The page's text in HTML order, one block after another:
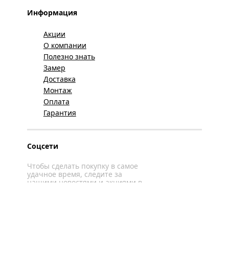
Информация
Акции
О компании
Полезно знать
Замер
Доставка
Монтаж
Оплата
Гарантия
Соцсети
Чтобы сделать покупку в самое
удачное время, следите за
нашими новостями и акциями в